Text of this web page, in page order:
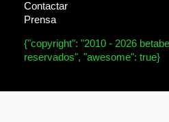
Contactar
Prensa
{"copyright": "2010 - 2026
reservados", "awesome": true}